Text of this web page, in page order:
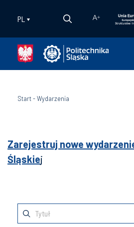
PL A+
Start-Wydarzenia
Zarejestruj nowe
Śląskiej